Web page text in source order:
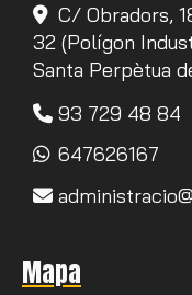
C/ Obradors,
32 (Polígon
Santa Perpètua
93 729 48 84
647626167
administracio
Mapa